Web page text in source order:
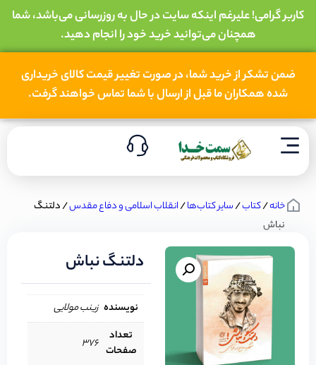
کاربر گرامی! علیرغم اینکه سایت در حال به روزرسانی می‌باشد، شما
همچنان می‌توانید خرید خود را انجام دهید.
ضمن تشکر از خرید شما، در صورت تغییر قیمت کالای خریداری
شده همکاران ما قبل از ارسال با شما تماس خواهند گرفت.
خانه/کتاب/سایر کتاب‌ها/انقلاب اسلامی و دفاع مقدس/ دلتنگ
نباش
دلتنگ نباش
نویسنده زینب مولایی
تعداد
صفحات ۳۷۶